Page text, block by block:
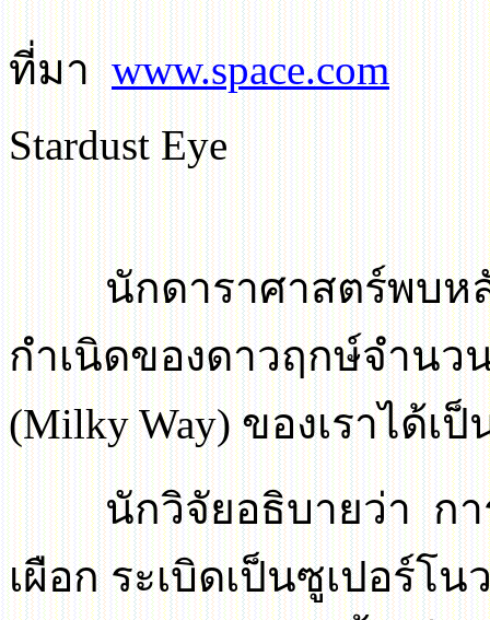
ที่มาwww.space.com
Stardust Eye
นักดาราศาสตร์พบห
กำเนิดของดาวฤกษ์จำนว
(Milky Way)ของเราได้เ
นักวิจัยอธิบายว่า ก
เผือก ระเบิดเป็นซูเปอร์โ